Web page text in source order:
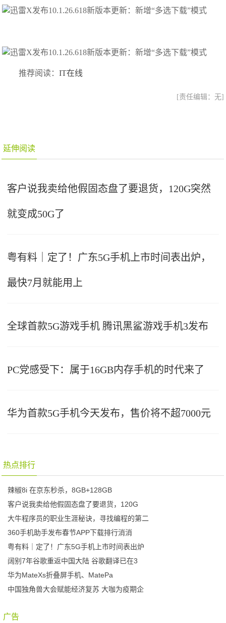
推荐阅读：IT在线
[责任编辑：无]
延伸阅读
客户说我卖给他假固态盘了要退货，120G突然
就变成50G了
粤有料｜定了！广东5G手机上市时间表出炉，
最快7月就能用上
全球首款5G游戏手机 腾讯黑鲨游戏手机3发布
PC党感受下：属于16GB内存手机的时代来了
华为首款5G手机今天发布，售价将不超7000元
热点排行
辣椒8i 在京东秒杀，8GB+128GB
客户说我卖给他假固态盘了要退货，120G
大牛程序员的职业生涯秘诀，寻找编程的第二
360手机助手发布春节APP下载排行消消
粤有料｜定了！广东5G手机上市时间表出炉
阔别7年谷歌重返中国大陆 谷歌翻译已在3
华为MateXs折叠屏手机、MatePa
中国独角兽大会赋能经济复苏 大咖为疫期企
广告